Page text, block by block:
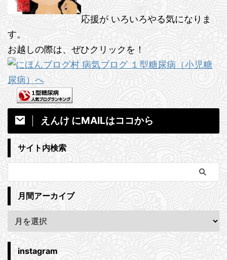
応援が いろいろやる気になりま
す。
お越しの際は、ぜひクリックを！
えんけ にMAILはココから
サイト内検索
月間アーカイブ
instagram